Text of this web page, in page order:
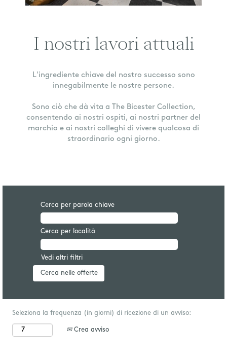
I nostri lavori attuali
L'ingrediente chiave del nostro successo sono
innegabilmente le nostre persone.
Sono ciò che dà vita a The Bicester Collection,
consentendo ai nostri ospiti, ai nostri partner del
marchio e ai nostri colleghi di vivere qualcosa di
straordinario ogni giorno.
Cerca per parola chiave
Cerca per località
Vedi altri filtri
Seleziona la frequenza (in giorni) di ricezione di un avviso:
Crea avviso